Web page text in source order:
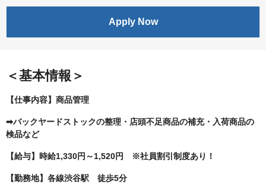
Apply Now
＜基本情報＞
【仕事内容】商品管理
➡バックヤードストックの整理・店頭不足商品の補充・入荷商品の
検品など
【給与】時給1,330円～1,520円 ※社員割引制度あり！
【勤務地】各線渋谷駅 徒歩5分